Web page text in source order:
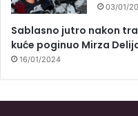
03/01/
Sablasno jutro nakon
kuće poginuo Mirza
16/01/2024